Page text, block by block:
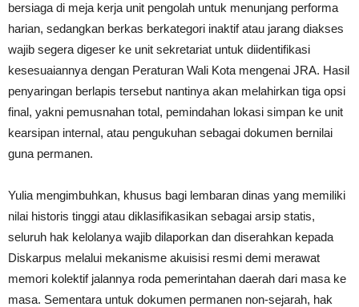
bersiaga di meja kerja unit pengolah untuk menunjang performa
harian, sedangkan berkas berkategori inaktif atau jarang diakses
wajib segera digeser ke unit sekretariat untuk diidentifikasi
kesesuaiannya dengan Peraturan Wali Kota mengenai JRA. Hasil
penyaringan berlapis tersebut nantinya akan melahirkan tiga opsi
final, yakni pemusnahan total, pemindahan lokasi simpan ke unit
kearsipan internal, atau pengukuhan sebagai dokumen bernilai
guna permanen.
Yulia mengimbuhkan, khusus bagi lembaran dinas yang memiliki
nilai historis tinggi atau diklasifikasikan sebagai arsip statis,
seluruh hak kelolanya wajib dilaporkan dan diserahkan kepada
Diskarpus melalui mekanisme akuisisi resmi demi merawat
memori kolektif jalannya roda pemerintahan daerah dari masa ke
masa. Sementara untuk dokumen permanen non-sejarah, hak